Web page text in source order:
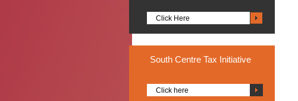
Click Here
South Centre Tax Initiative
Click here